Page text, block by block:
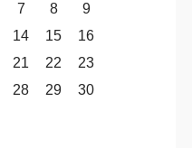
7 8
9
14 15
16
21 22
23
28 29
30